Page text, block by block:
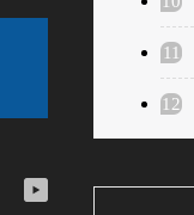
11
12